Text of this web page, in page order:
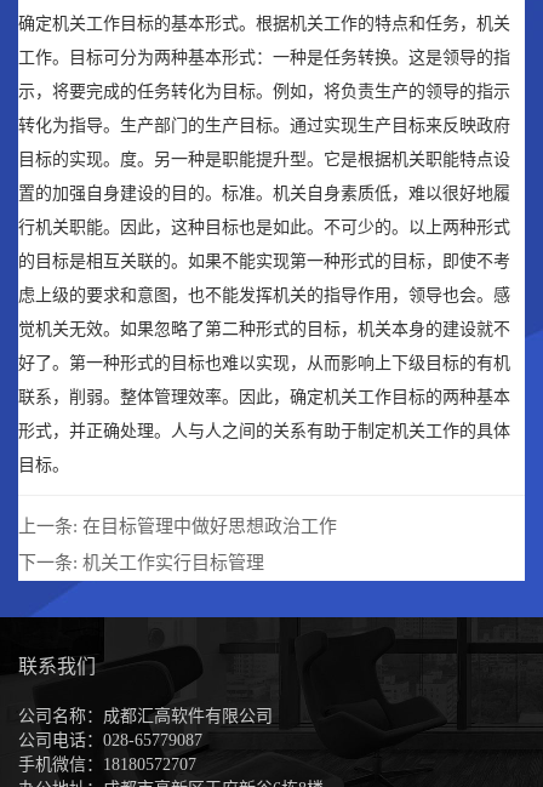
确定机关工作目标的基本形式。根据机关工作的特点和任务，机关
工作。目标可分为两种基本形式：一种是任务转换。这是领导的指
示，将要完成的任务转化为目标。例如，将负责生产的领导的指示
转化为指导。生产部门的生产目标。通过实现生产目标来反映政府
目标的实现。度。另一种是职能提升型。它是根据机关职能特点设
置的加强自身建设的目的。标准。机关自身素质低，难以很好地履
行机关职能。因此，这种目标也是如此。不可少的。以上两种形式
的目标是相互关联的。如果不能实现第一种形式的目标，即使不考
虑上级的要求和意图，也不能发挥机关的指导作用，领导也会。感
觉机关无效。如果忽略了第二种形式的目标，机关本身的建设就不
好了。第一种形式的目标也难以实现，从而影响上下级目标的有机
联系，削弱。整体管理效率。因此，确定机关工作目标的两种基本
形式，并正确处理。人与人之间的关系有助于制定机关工作的具体
目标。
上一条: 在目标管理中做好思想政治工作
下一条: 机关工作实行目标管理
联系我们
公司名称：成都汇高软件有限公司
公司电话：028-65779087
手机微信：18180572707